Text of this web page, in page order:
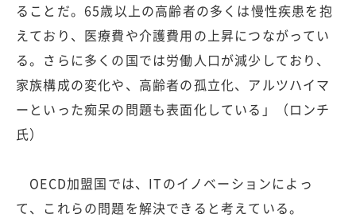
ることだ。65歳以上の高齢者の多くは慢性疾患を抱
えており、医療費や介護費用の上昇につながってい
る。さらに多くの国では労働人口が減少しており、
家族構成の変化や、高齢者の孤立化、アルツハイマ
ーといった痴呆の問題も表面化している」（ロンチ
氏）
OECD加盟国では、ITのイノベーションによっ
て、これらの問題を解決できると考えている。